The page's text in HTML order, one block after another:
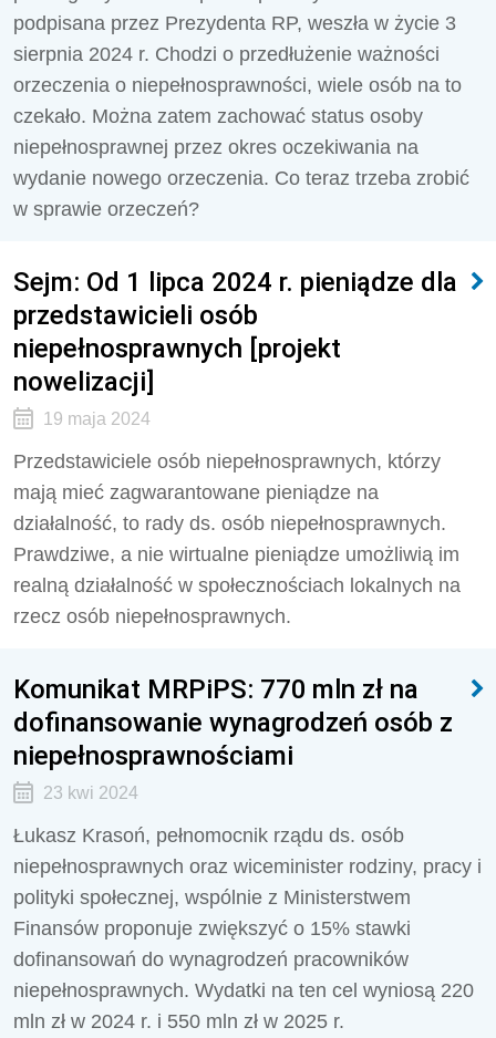
podpisana przez Prezydenta RP, weszła w życie 3
sierpnia 2024 r. Chodzi o przedłużenie ważności
orzeczenia o niepełnosprawności, wiele osób na to
czekało. Można zatem zachować status osoby
niepełnosprawnej przez okres oczekiwania na
wydanie nowego orzeczenia. Co teraz trzeba zrobić
w sprawie orzeczeń?
Sejm: Od 1 lipca 2024 r. pieniądze dla
przedstawicieli osób
niepełnosprawnych [projekt
nowelizacji]
19 maja 2024
Przedstawiciele osób niepełnosprawnych, którzy
mają mieć zagwarantowane pieniądze na
działalność, to rady ds. osób niepełnosprawnych.
Prawdziwe, a nie wirtualne pieniądze umożliwią im
realną działalność w społecznościach lokalnych na
rzecz osób niepełnosprawnych.
Komunikat MRPiPS: 770 mln zł na
dofinansowanie wynagrodzeń osób z
niepełnosprawnościami
23 kwi 2024
Łukasz Krasoń, pełnomocnik rządu ds. osób
niepełnosprawnych oraz wiceminister rodziny, pracy i
polityki społecznej, wspólnie z Ministerstwem
Finansów proponuje zwiększyć o 15% stawki
dofinansowań do wynagrodzeń pracowników
niepełnosprawnych. Wydatki na ten cel wyniosą 220
mln zł w 2024 r. i 550 mln zł w 2025 r.